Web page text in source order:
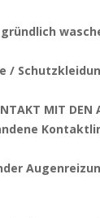
/
MIT